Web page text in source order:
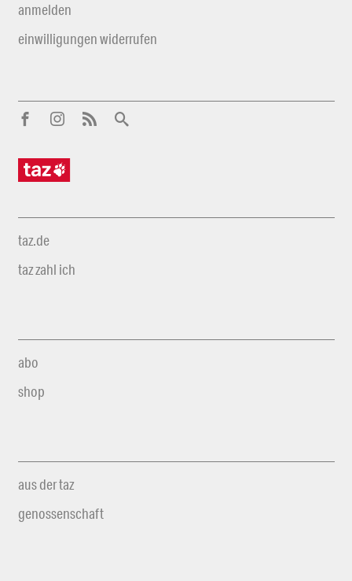
anmelden
einwilligungen widerrufen
taz.de
taz zahl ich
abo
shop
aus der taz
genossenschaft